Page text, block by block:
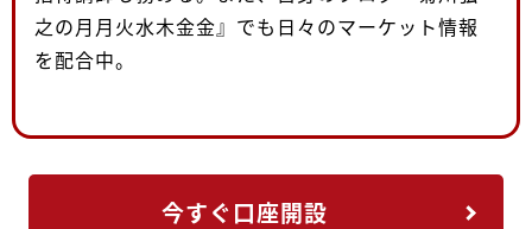
之の月月火水木金金』でも日々のマーケット情報
を配合中。
今すぐ口座開設